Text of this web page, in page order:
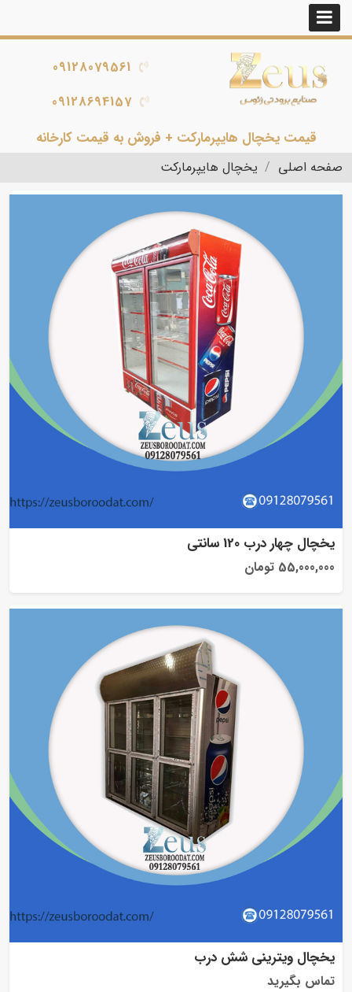
قیمت یخچال هایپرمارکت + فروش به قیمت کارخانه
09128079561
09128694157
صفحه اصلی یخچال هایپرمارکت
یخچال چهار درب 120 سانتی
55,000,000 تومان
یخچال ویترینی شش درب
تماس بگیرید